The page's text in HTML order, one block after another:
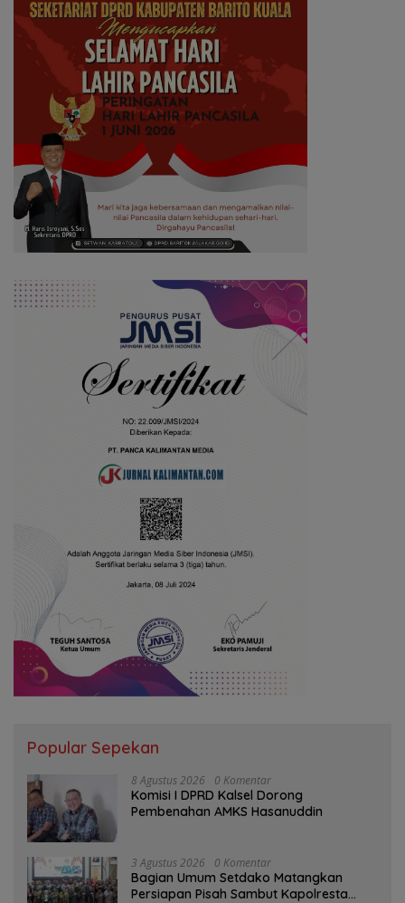
Popular Sepekan
8 Agustus 2026 0 Komentar
Komisi I DPRD Kalsel Dorong
Pembenahan AMKS Hasanuddin
3 Agustus 2026 0 Komentar
Bagian Umum Setdako Matangkan
Persiapan Pisah Sambut Kapolresta